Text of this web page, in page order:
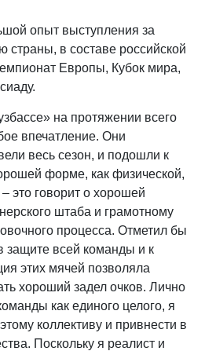
опыт выступления за
страны, в составе российской
Европы, Кубок мира,
на протяжении всего
впечатление. Они
весь сезон, и подошли к
форме, как физической,
это говорит о хорошей
штаба и грамотному
процесса. Отметил бы
защите всей команды и к
этих мячей позволяла
хороший задел очков. Лично
как единого целого, я
коллективу и привнести в
Поскольку я реалист и